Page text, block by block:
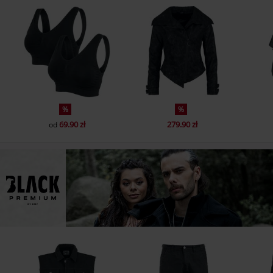
%
od 69.90 zł
%
279.90 zł